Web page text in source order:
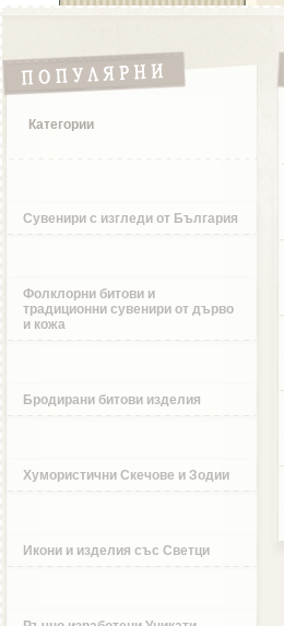
Категории
Сувенири с изгледи от България
Фолклорни битови и
традиционни сувенири от дърво
и кожа
Бродирани битови изделия
Хумористични Скечове и Зодии
Икони и изделия със Светци